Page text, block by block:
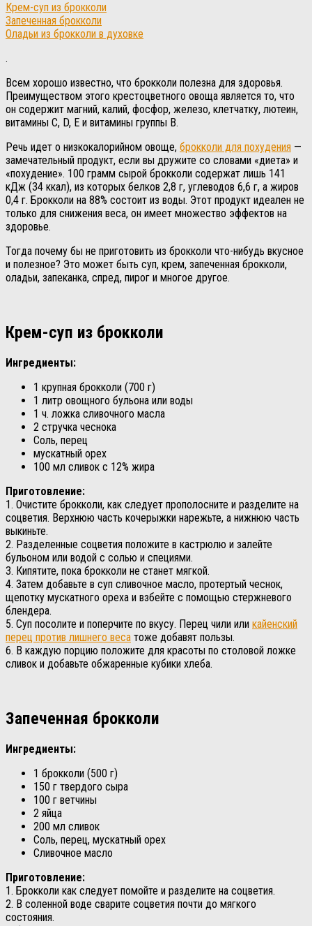
Крем-суп из брокколи
Запеченная брокколи
Оладьи из брокколи в духовке
.
Всем хорошо известно, что брокколи полезна для здоровья.
Преимуществом этого крестоцветного овоща является то, что
он содержит магний, калий, фосфор, железо, клетчатку, лютеин,
витамины C, D, E и витамины группы B.
Речь идет о низкокалорийном овоще, брокколи для похудения —
замечательный продукт, если вы дружите со словами «диета» и
«похудение». 100 грамм сырой брокколи содержат лишь 141
кДж (34 ккал), из которых белков 2,8 г, углеводов 6,6 г, а жиров
0,4 г. Брокколи на 88% состоит из воды. Этот продукт идеален не
только для снижения веса, он имеет множество эффектов на
здоровье.
Тогда почему бы не приготовить из брокколи что-нибудь вкусное
и полезное? Это может быть суп, крем, запеченная брокколи,
оладьи, запеканка, спред, пирог и многое другое.
Крем-суп из брокколи
Ингредиенты:
1 крупная брокколи (700 г)
1 литр овощного бульона или воды
1 ч. ложка сливочного масла
2 стручка чеснока
Соль, перец
мускатный орех
100 мл сливок с 12% жира
Приготовление:
1. Очистите брокколи, как следует прополосните и разделите на
соцветия. Верхнюю часть кочерыжки нарежьте, а нижнюю часть
выкиньте.
2. Разделенные соцветия положите в кастрюлю и залейте
бульоном или водой с солью и специями.
3. Кипятите, пока брокколи не станет мягкой.
4. Затем добавьте в суп сливочное масло, протертый чеснок,
щепотку мускатного ореха и взбейте с помощью стержневого
блендера.
5. Суп посолите и поперчите по вкусу. Перец чили или кайенский
перец против лишнего веса тоже добавят пользы.
6. В каждую порцию положите для красоты по столовой ложке
сливок и добавьте обжаренные кубики хлеба.
Запеченная брокколи
Ингредиенты:
1 брокколи (500 г)
150 г твердого сыра
100 г ветчины
2 яйца
200 мл сливок
Соль, перец, мускатный орех
Сливочное масло
Приготовление:
1. Брокколи как следует помойте и разделите на соцветия.
2. В соленной воде сварите соцветия почти до мягкого
состояния.